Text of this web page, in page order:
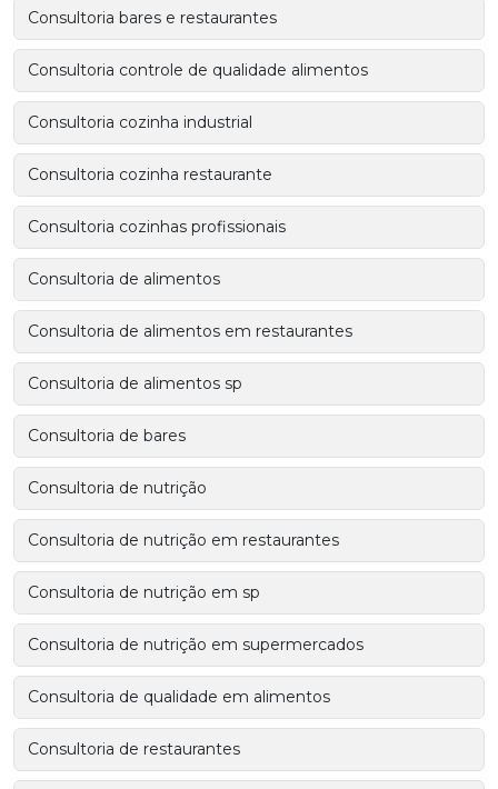
Consultoria bares e restaurantes
Consultoria controle de qualidade alimentos
Consultoria cozinha industrial
Consultoria cozinha restaurante
Consultoria cozinhas profissionais
Consultoria de alimentos
Consultoria de alimentos em restaurantes
Consultoria de alimentos sp
Consultoria de bares
Consultoria de nutrição
Consultoria de nutrição em restaurantes
Consultoria de nutrição em sp
Consultoria de nutrição em supermercados
Consultoria de qualidade em alimentos
Consultoria de restaurantes